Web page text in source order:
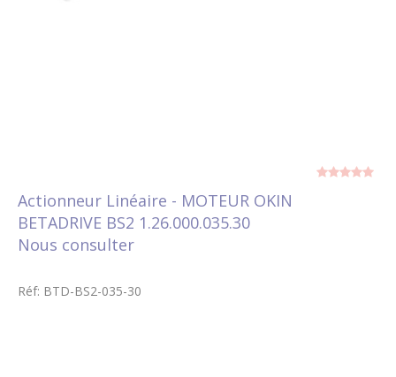
Actionneur Linéaire - MOTEUR OKIN
BETADRIVE BS2 1.26.000.035.30
Nous consulter
Réf: BTD-BS2-035-30